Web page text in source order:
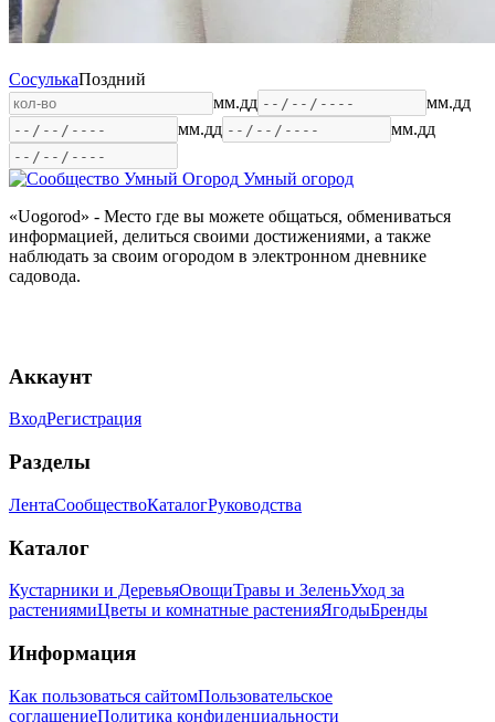
СосулькаПоздний
мм.дд
мм.дд
мм.дд
мм.дд
Умный огород
«Uogorod» - Место где вы можете общаться, обмениваться
информацией, делиться своими достижениями, а также
наблюдать за своим огородом в электронном дневнике
садовода.
Аккаунт
ВходРегистрация
Разделы
ЛентаСообществоКаталогРуководства
Каталог
Кустарники и ДеревьяОвощиТравы и ЗеленьУход за
растениямиЦветы и комнатные растенияЯгодыБренды
Информация
Как пользоваться сайтомПользовательское
соглашениеПолитика конфиденциальности